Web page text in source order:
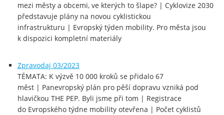
mezi městy a obcemi, ve kterých to šlape? | Cyklovize 2030
představuje plány na novou cyklistickou
infrastrukturu | Evropský týden mobility. Pro města jsou
k dispozici kompletní materiály
Zpravodaj 03/2023
TÉMATA: K výzvě 10 000 kroků se přidalo 67
měst | Panevropský plán pro pěší dopravu vzniká pod
hlavičkou THE PEP. Byli jsme při tom | Registrace
do Evropského týdne mobility otevřena | Počet cyklistů